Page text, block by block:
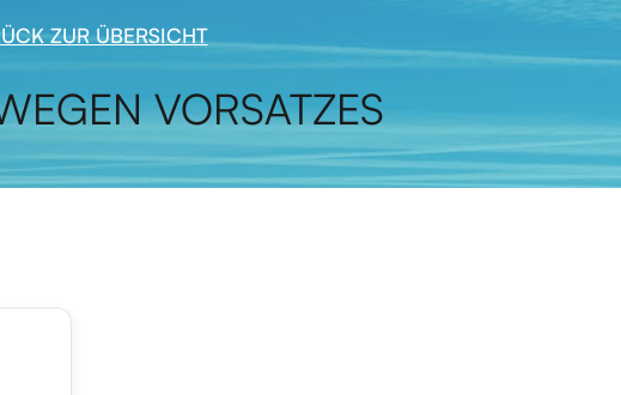
ZUR ÜBERSICHT
VORSATZES